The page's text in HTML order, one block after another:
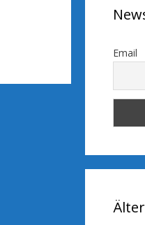
Email